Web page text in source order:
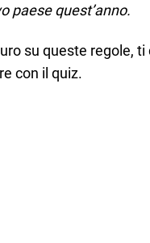
paese quest’anno.
su queste regole,
con il quiz.